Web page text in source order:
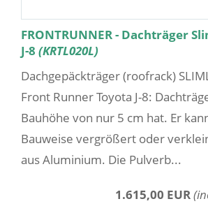
FRONTRUNNER - Dachträger
J-8 (KRTL020L)
Dachgepäckträger (roofrack)
Front Runner Toyota J-8:
Bauhöhe von nur 5 cm hat. Er
Bauweise vergrößert oder
aus Aluminium. Die Pulverb...
1.615,00 EUR